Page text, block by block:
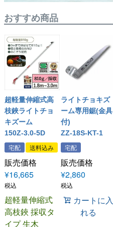
おすすめ商品
超軽量伸縮式高
枝鋏ライトチョ
キズーム
150Z-3.0-5D
宅配 送料込み
販売価格
¥16,665
税込
超軽量伸縮式
高枝鋏 採収タ
イプ 生木
ライトチョキズ
ーム専用鋸(金具
付)
ZZ-18S-KT-1
宅配
販売価格
¥2,860
税込
カートに入
れる